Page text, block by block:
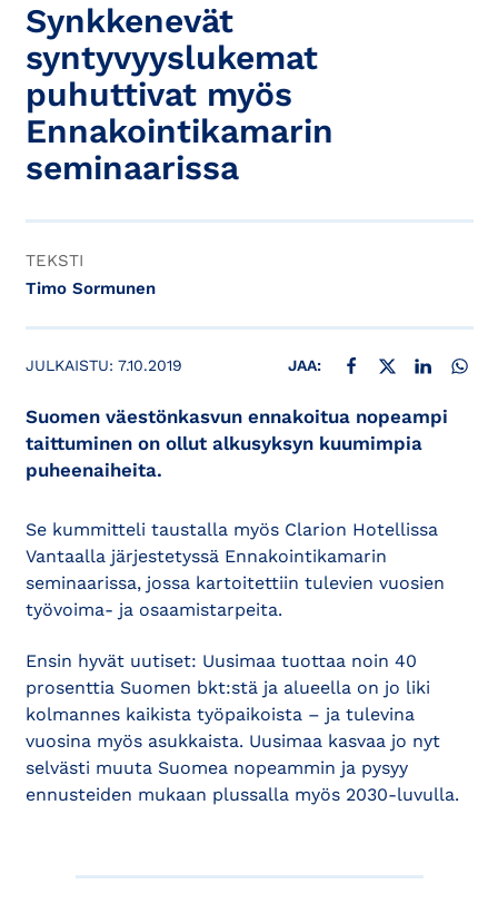
Synkkenevät
syntyvyyslukemat
puhuttivat myös
Ennakointikamarin
seminaarissa
TEKSTI
Timo Sormunen
JULKAISTU: 7.10.2019 JAA: JAA FACEBOOKISSA
JAA X:SSÄ JAA
Suomen väestönkasvun ennakoitua nopeampi
taittuminen on ollut alkusyksyn kuumimpia
puheenaiheita.
Se kummitteli taustalla myös Clarion Hotellissa
Vantaalla järjestetyssä Ennakointikamarin
seminaarissa, jossa kartoitettiin tulevien vuosien
työvoima- ja osaamistarpeita.
Ensin hyvät uutiset: Uusimaa tuottaa noin 40
prosenttia Suomen bkt:stä ja alueella on jo liki
kolmannes kaikista työpaikoista – ja tulevina
vuosina myös asukkaista. Uusimaa kasvaa jo nyt
selvästi muuta Suomea nopeammin ja pysyy
ennusteiden mukaan plussalla myös 2030-luvulla.